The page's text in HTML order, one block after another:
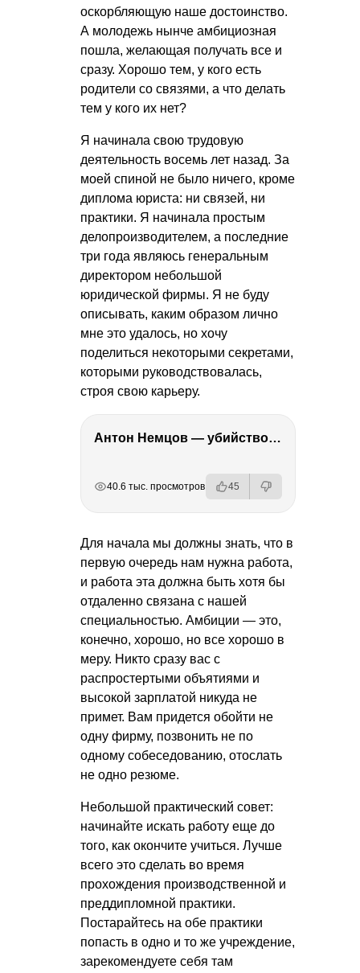
оскорбляющую наше достоинство.
А молодежь нынче амбициозная
пошла, желающая получать все и
сразу. Хорошо тем, у кого есть
родители со связями, а что делать
тем у кого их нет?
Я начинала свою трудовую
деятельность восемь лет назад. За
моей спиной не было ничего, кроме
диплома юриста: ни связей, ни
практики. Я начинала простым
делопроизводителем, а последние
три года являюсь генеральным
директором небольшой
юридической фирмы. Я не буду
описывать, каким образом лично
мне это удалось, но хочу
поделиться некоторыми секретами,
которыми руководствовалась,
строя свою карьеру.
Антон Немцов — убийство Бориса Немцова, переезд в Дубай, семья и политика
40.6 тыс. просмотров 45
Для начала мы должны знать, что в
первую очередь нам нужна работа,
и работа эта должна быть хотя бы
отдаленно связана с нашей
специальностью. Амбиции — это,
конечно, хорошо, но все хорошо в
меру. Никто сразу вас с
распростертыми объятиями и
высокой зарплатой никуда не
примет. Вам придется обойти не
одну фирму, позвонить не по
одному собеседованию, отослать
не одно резюме.
Небольшой практический совет:
начинайте искать работу еще до
того, как окончите учиться. Лучше
всего это сделать во время
прохождения производственной и
преддипломной практики.
Постарайтесь на обе практики
попасть в одно и то же учреждение,
зарекомендуете себя там